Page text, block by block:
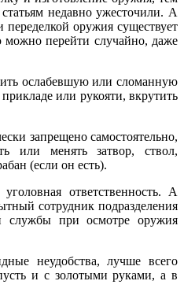
недавно ужесточили. А
оружия существует
можно перейти случайно, даже
ослабевшую или сломанную
или рукояти, вкрутить
запрещено самостоятельно,
или менять затвор, ствол,
(если он есть).
ответственность. А
сотрудник подразделения
службы при осмотре оружия
неудобства, лучше всего
и с золотыми руками, а в